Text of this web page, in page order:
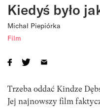
Kiedyś było
Michał Piepiórka
Film
Trzeba oddać Kindze
Jej najnowszy film